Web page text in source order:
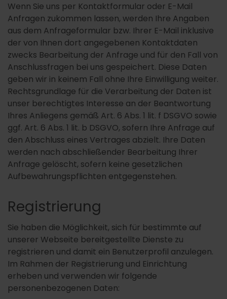
Wenn Sie uns per Kontaktformular oder E-Mail
Anfragen zukommen lassen, werden Ihre Angaben
aus dem Anfrageformular bzw. Ihrer E-Mail inklusive
der von Ihnen dort angegebenen Kontaktdaten
zwecks Bearbeitung der Anfrage und für den Fall von
Anschlussfragen bei uns gespeichert. Diese Daten
geben wir in keinem Fall ohne Ihre Einwilligung weiter.
Rechtsgrundlage für die Verarbeitung der Daten ist
unser berechtigtes Interesse an der Beantwortung
Ihres Anliegens gemäß Art. 6 Abs. 1 lit. f DSGVO sowie
ggf. Art. 6 Abs. 1 lit. b DSGVO, sofern Ihre Anfrage auf
den Abschluss eines Vertrages abzielt. Ihre Daten
werden nach abschließender Bearbeitung Ihrer
Anfrage gelöscht, sofern keine gesetzlichen
Aufbewahrungspflichten entgegenstehen.
Registrierung
Sie haben die Möglichkeit, sich für bestimmte auf
unserer Webseite bereitgestellte Dienste zu
registrieren und damit ein Benutzerprofil anzulegen.
Im Rahmen der Registrierung und Einrichtung
erheben und verwenden wir folgende
personenbezogenen Daten: